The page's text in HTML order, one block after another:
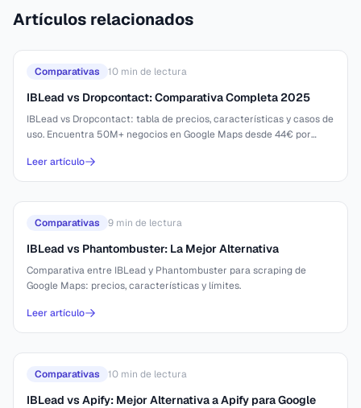
Artículos relacionados
Comparativas 10 min de lectura
IBLead vs Dropcontact: Comparativa Completa 2025
IBLead vs Dropcontact: tabla de precios, características y casos de
uso. Encuentra 50M+ negocios en Google Maps desde 44€ por
Leer artículo
Comparativas 9 min de lectura
IBLead vs Phantombuster: La Mejor Alternativa
Comparativa entre IBLead y Phantombuster para scraping de
Google Maps: precios, características y límites.
Leer artículo
Comparativas 10 min de lectura
IBLead vs Apify: Mejor Alternativa a Apify para Google